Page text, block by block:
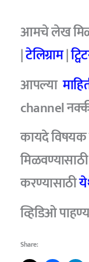
आमचे लेख
|टेलिग्राम|
आपल्या
channel
कायदे विषयक
करण्यासाठी
व्हिडिओ
Share: